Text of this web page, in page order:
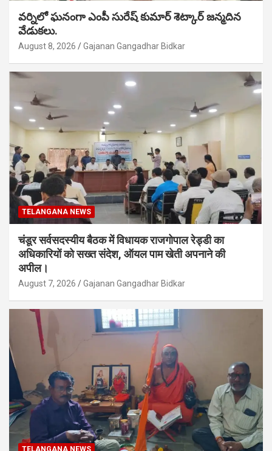
వర్నిలో ఘనంగా ఎంపీ సురేష్ కుమార్ శెట్కార్ జన్మదిన
వేడుకలు.
August 8, 2026 Gajanan Gangadhar Bidkar
TELANGANA NEWS
चंडूर सर्वसदस्यीय बैठक में विधायक राजगोपाल रेड्डी का
अधिकारियों को सख्त संदेश, ऑयल पाम खेती अपनाने की
अपील।
August 7, 2026 Gajanan Gangadhar Bidkar
TELANGANA NEWS